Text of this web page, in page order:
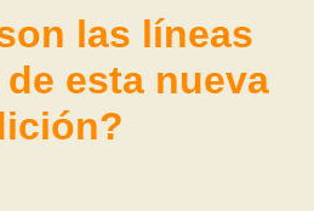
las líneas
esta nueva